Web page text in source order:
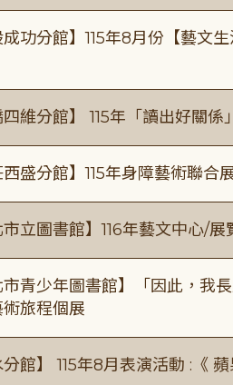
成功分館】115年8月份【藝文
四維分館】 115年「讀出好關
西盛分館】115年身障藝術聯
市立圖書館】116年藝文中心/
市青少年圖書館】「因此，
旅程個展
分館】 115年8月表演活動 :《